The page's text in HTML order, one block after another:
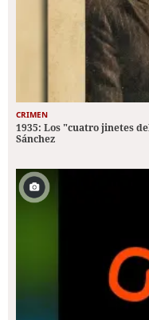
CRIMEN
1935: Los "cuatro jinetes
Sánchez